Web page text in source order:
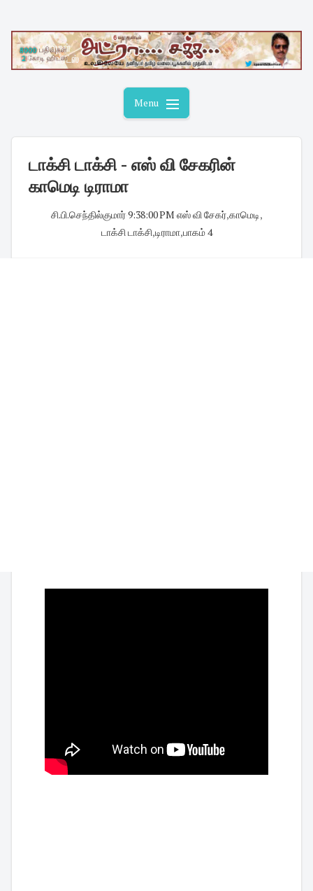
content
Menu
டாக்சி டாக்சி - எஸ் வி சேகரின்
காமெடி டிராமா
சி.பி.செந்தில்குமார்·9:38:00 PM எஸ் வி சேகர்,காமெடி,
டாக்சி டாக்சி,டிராமா,பாகம் 4